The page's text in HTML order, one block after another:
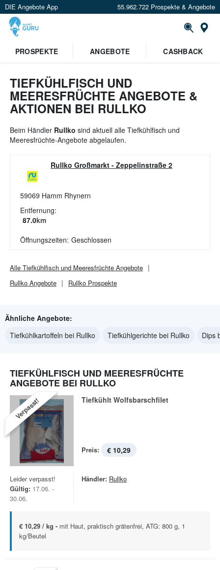
DIE Angebote App 55.962.722 Prospekte & Angebote
Standort festlegen
PROSPEKTE ANGEBOTE CASHBACK
TIEFKÜHLFISCH UND
MEERESFRÜCHTE ANGEBOTE &
AKTIONEN BEI RULLKO
Beim Händler Rullko sind aktuell alle Tiefkühlfisch und
Meeresfrüchte-Angebote abgelaufen.
Rullko Großmarkt - Zeppelinstraße 2
59069 Hamm Rhynern
Entfernung:
87.0km
Öffnungszeiten: Geschlossen
Alle Tiefkühlfisch und Meeresfrüchte Angebote
Rullko Angebote Rullko Prospekte
Ähnliche Angebote:
Tiefkühlkartoffeln bei Rullko
Tiefkühlgerichte bei Rullko Dips
TIEFKÜHLFISCH UND MEERESFRÜCHTE
ANGEBOTE BEI RULLKO
Verpasst! Tiefkühlt Wolfsbarschfilet
Preis: € 10,29
Leider verpasst!
Gültig: 17.06. -
30.06.
Händler: Rullko
€ 10,29 / kg - mit Haut, praktisch grätenfrei, ATG: 800 g, 1
kg/Beutel